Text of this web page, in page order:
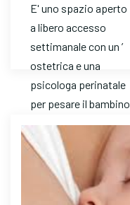
E' uno spazio aperto
a libero accesso
settimanale con un ’
ostetrica e una
psicologa perinatale
per pesare il bambino
e avere risposte a
dom…